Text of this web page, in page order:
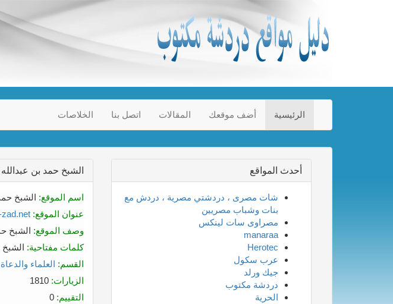
الرئيسية أضف موقعك المقالات اتصل بنا الخلاصات
الشبخ حمد بن
اسم الموقع: الشبخ
عنوان الموقع:
وصف الموقع: الشبخ
كلمات مفتاحية: الشبخ
القسم: العلماء والدعاة
الزيارات:
التقييم:
أحدث المواقع
شات مصرى ، دردشتي مصرية ، دردش مع
بنات وشباب مصريين
مصراوى سات لينكس
manaraa
Herotec
عرب سكول
جيك ورلد
دردشة مكتوب
الحرية